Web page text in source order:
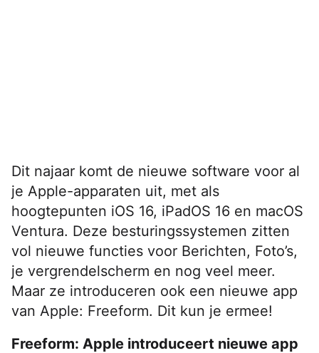
Dit najaar komt de nieuwe software voor al
je Apple-apparaten uit, met als
hoogtepunten iOS 16, iPadOS 16 en macOS
Ventura. Deze besturingssystemen zitten
vol nieuwe functies voor Berichten, Foto’s,
je vergrendelscherm en nog veel meer.
Maar ze introduceren ook een nieuwe app
van Apple: Freeform. Dit kun je ermee!
Freeform: Apple introduceert nieuwe app